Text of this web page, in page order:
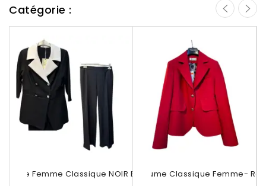
Catégorie :
Femme Classique NOIR ET BLANCCostume Classique Femme-